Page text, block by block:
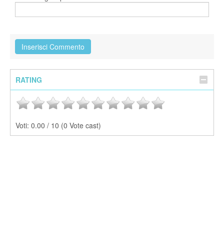
RATING
Voti: 0.00 / 10 (0 Vote cast)